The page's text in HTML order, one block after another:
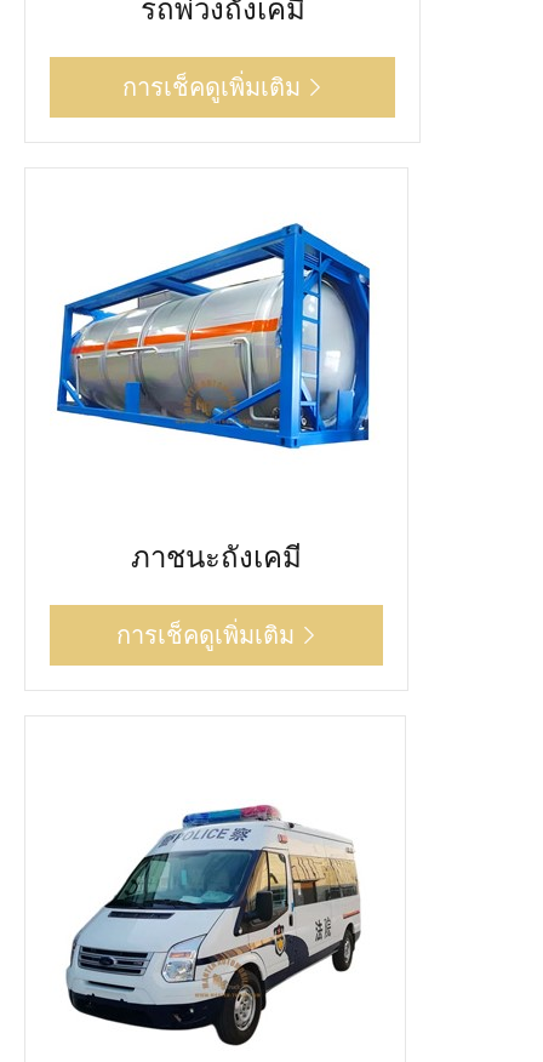
รถพ่วงถังเคมี
การเช็คดูเพิ่มเติม 
ภาชนะถังเคมี
การเช็คดูเพิ่มเติม 